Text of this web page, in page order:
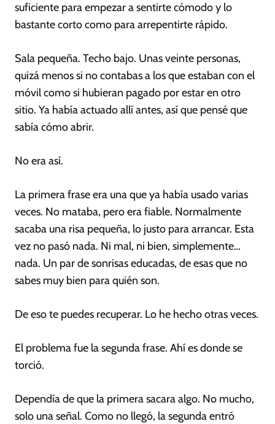
suficiente para empezar a sentirte cómodo y lo
bastante corto como para arrepentirte rápido.
Sala pequeña. Techo bajo. Unas veinte personas,
quizá menos si no contabas a los que estaban con el
móvil como si hubieran pagado por estar en otro
sitio. Ya había actuado allí antes, así que pensé que
sabía cómo abrir.
No era así.
La primera frase era una que ya había usado varias
veces. No mataba, pero era fiable. Normalmente
sacaba una risa pequeña, lo justo para arrancar. Esta
vez no pasó nada. Ni mal, ni bien, simplemente…
nada. Un par de sonrisas educadas, de esas que no
sabes muy bien para quién son.
De eso te puedes recuperar. Lo he hecho otras veces.
El problema fue la segunda frase. Ahí es donde se
torció.
Dependía de que la primera sacara algo. No mucho,
solo una señal. Como no llegó, la segunda entró